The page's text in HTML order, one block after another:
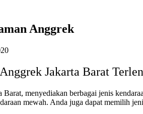
Anggrek
Jakarta Barat
menyediakan berbagai jenis
mewah. Anda juga dapat memilih